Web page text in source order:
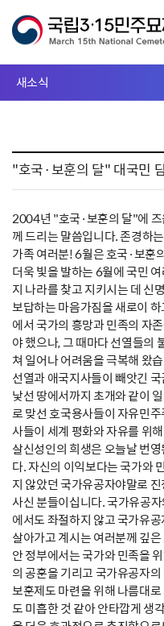
새소식
"호국·보훈의 달" 대국민
2004년 "호국·보훈의 달"에
께 드리는 말씀입니다. 존경하
가족 여러분! 6월은 호국·보훈
더욱 빛을 발하는 6월에 국민
지 나라를 찾고 지키시는 데 신
보답하는 마음가짐을 새로이
에서 국가의 흥망과 민족의 자
야 했으나, 그 때마다 선열들의
쳐 일어나 어려움을 극복해 왔
선열과 애국지사들이 빼앗긴
낯선 땅에서까지 초개와 같이
로 맞선 호국용사들이 자유민
사들이 세계 평화와 자유를 위
살신성인의 희생은 오늘날 번
다. 자신의 이익보다는 국가와
지 않았던 국가유공자야말로
사신 분들이십니다. 국가유공
에서도 좌절하지 않고 국가유
살아가고 계시는 여러분께 깊
안 정부에서는 국가와 민족을
의 공훈을 기리고 국가유공자
보훈제도 마련을 위해 나름대
도 미흡한 것 같아 안타깝게 생